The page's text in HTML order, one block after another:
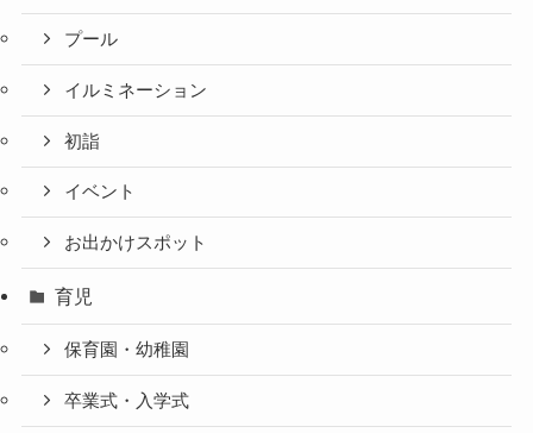
プール
イルミネーション
初詣
イベント
お出かけスポット
育児
保育園・幼稚園
卒業式・入学式